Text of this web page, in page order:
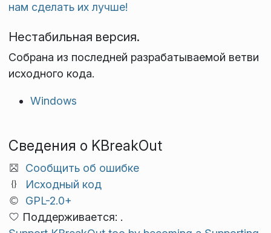
нам сделать их лучше!
Нестабильная версия.
Собрана из последней разрабатываемой ветви
исходного кода.
Windows
Сведения о KBreakOut
Сообщить об ошибке
Исходный код
GPL-2.0+
Поддерживается: .